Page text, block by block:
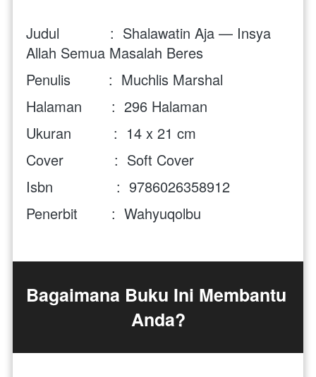
Judul            :  Shalawatin Aja — Insya
Allah Semua Masalah Beres
Penulis         :  Muchlis Marshal
Halaman       :  296 Halaman
Ukuran          :  14 x 21 cm
Cover            :  Soft Cover
Isbn               :  9786026358912
Penerbit        :  Wahyuqolbu
Bagaimana Buku Ini Membantu
Anda?